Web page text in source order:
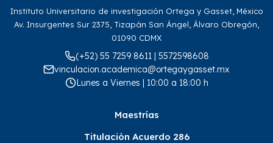
Instituto Universitario de investigación Ortega y Gasset, México
Av. Insurgentes Sur 2375, Tizapán San Ángel, Álvaro Obregón,
01090 CDMX
(+52) 55 7259 8611 | 5572598608
vinculacion.academica@ortegaygasset.mx
Lunes a Viernes | 10:00 a 18:00 h
Maestrías
Titulación Acuerdo 286